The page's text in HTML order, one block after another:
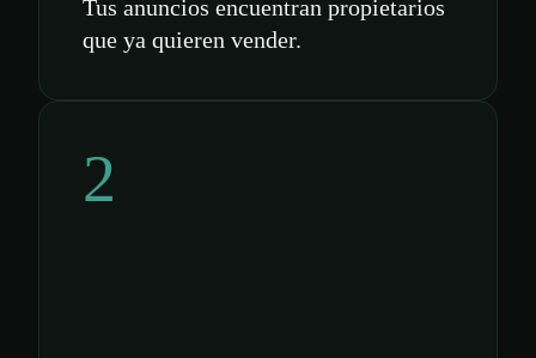
Tus anuncios encuentran propietarios
que ya quieren vender.
2